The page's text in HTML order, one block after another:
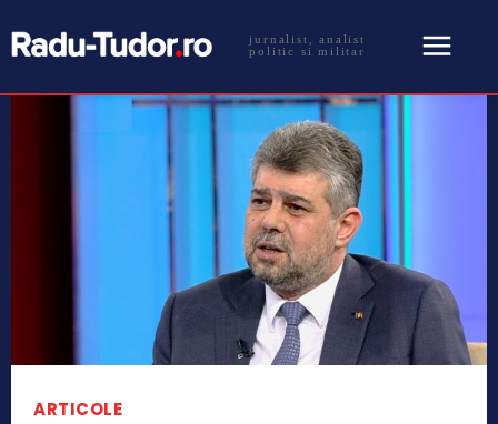
jurnalist, analist
politic si militar
ARTICOLE